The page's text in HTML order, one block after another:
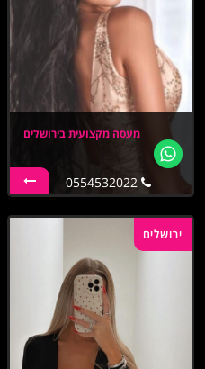
מעסה מקצועית בירושלים
0554532022
ירושלים